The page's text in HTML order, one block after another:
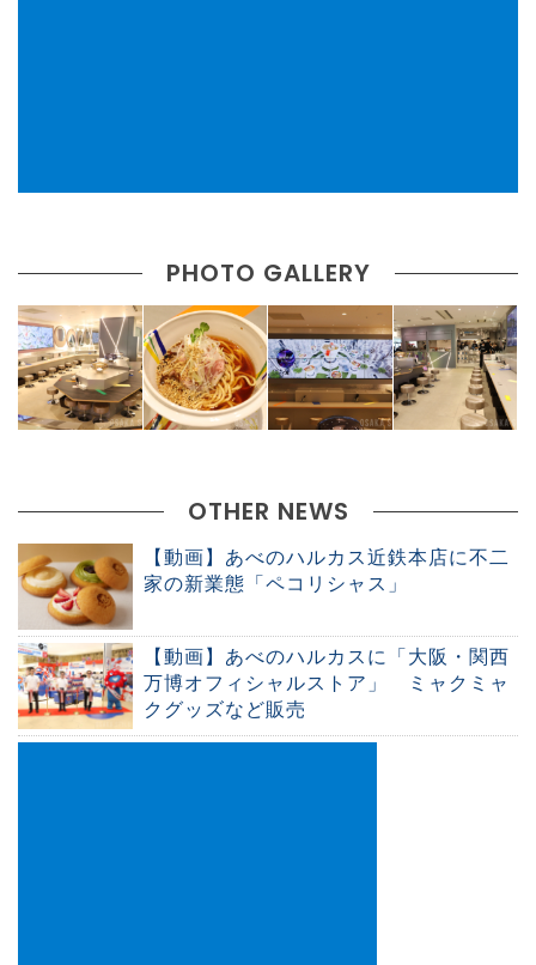
PHOTO GALLERY
OTHER NEWS
【動画】あべのハルカス近鉄本店に不二
家の新業態「ペコリシャス」
【動画】あべのハルカスに「大阪・関西
万博オフィシャルストア」 ミャクミャ
クグッズなど販売